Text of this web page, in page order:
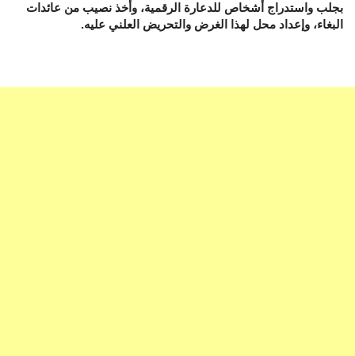
بجلب واستدراج أشخاص للدعارة الرقمية، وأخذ نصيب من عائدات
البغاء، وإعداد محل لهذا الغرض والتحريض العلني عليه.